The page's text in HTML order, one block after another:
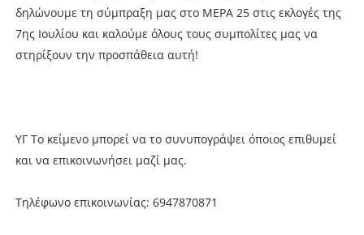
δηλώνουμε τη σύμπραξη μας στο ΜΕΡΑ 25 στις εκλογές της
7ης Ιουλίου και καλούμε όλους τους συμπολίτες μας να
στηρίξουν την προσπάθεια αυτή!
ΥΓ Το κείμενο μπορεί να το συνυπογράψει όποιος επιθυμεί
και να επικοινωνήσει μαζί μας.
Τηλέφωνο επικοινωνίας: 6947870871